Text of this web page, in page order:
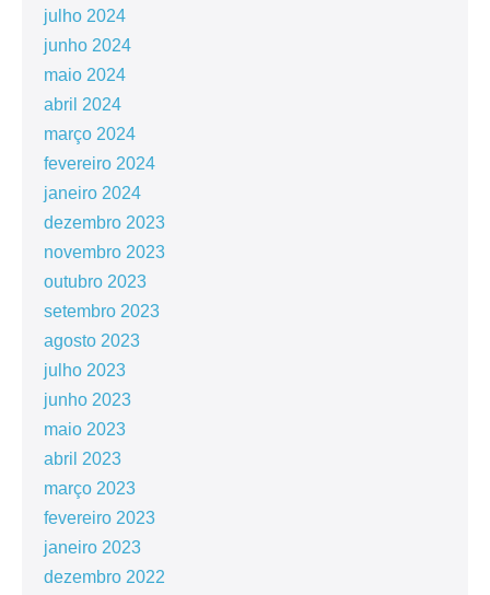
julho 2024
junho 2024
maio 2024
abril 2024
março 2024
fevereiro 2024
janeiro 2024
dezembro 2023
novembro 2023
outubro 2023
setembro 2023
agosto 2023
julho 2023
junho 2023
maio 2023
abril 2023
março 2023
fevereiro 2023
janeiro 2023
dezembro 2022